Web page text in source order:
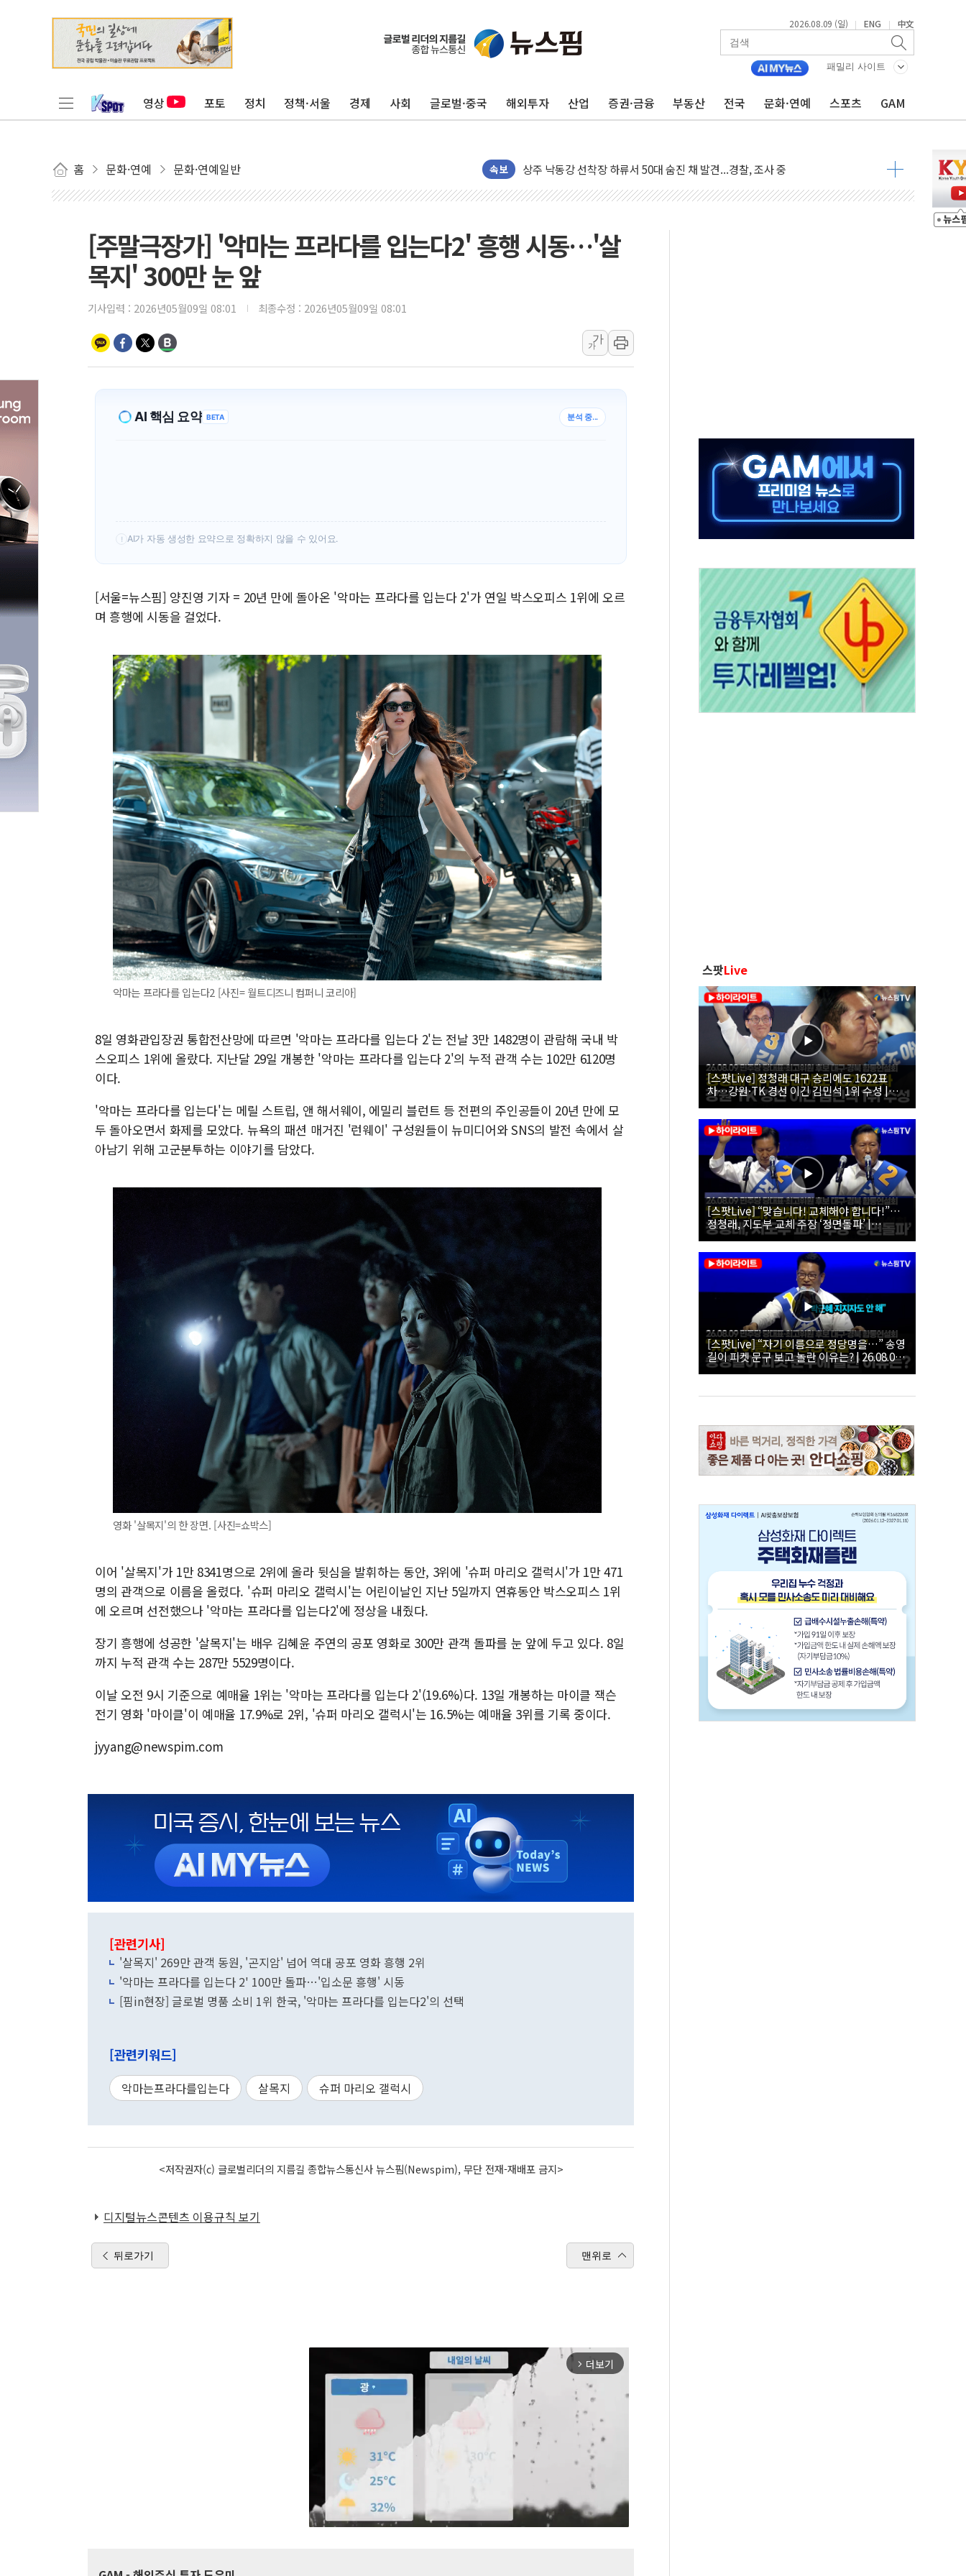
2026.08.09 (일) | ENG | 中文
패밀리 사이트
영상 포토 정치 정책·서울 경제 사회 글로벌·중국 해외투자 산업 증권·금융 부동산 전국 문화·연예 스포츠 GAM
홈 문화·연예 문화·연예일반 속보
평택 진위면 공장서 질식사고 발생…작업자 1명 숨져
상주 낙동강 선착장 하류서 50대 숨진 채 발견...경찰, 조사 중
[종합] 김민석, 정청래에 누적 '1.48%p' 차 선두 유지...金 46.01% vs 鄭 44.53%
인천서 말다툼 중 어머니 살해 10대 구속…범행 후 반려견도 죽여
김민석, 강원·대구·경북 경선서 정청래에 승리…金 48.54% vs 鄭 44.40%
[속보] 민주, 강원 경선 결과 발표...김민석 50.30% 정청래 41.94% 송영길 7.76%
정재헌 CEO, SKT 장기고객 400명 맞이…"마음 잇는 시간 되길"
하나금융, 명동 소상공인에 '행복상자' 전달
인천시 광복절 현수막 '태극기 거꾸로' 논란…이틀만에 철거
병무청, 보충역 전면 손질… 예술·체육요원 최대 33% 감축
홈플러스發 대형마트 판매, 역대 최대폭 감소한 9.4%↓…유통업계 양극화 심화
윤준병·이해민 의원, '정부 특사'로 콜롬비아 대통령 취임식 참석
'호우·산사태 주의보' 울진 시간당 30mm 강한 비...호우 피해 없어
[주말극장가] '악마는 프라다를 입는다2' 흥행 시동…'살
목지' 300만 눈 앞
기사입력 : 2026년05월09일 08:01 최종수정 : 2026년05월09일 08:01
가
가
AI 핵심 요약 BETA 분석 중...
! AI가 자동 생성한 요약으로 정확하지 않을 수 있어요.
[서울=뉴스핌] 양진영 기자 = 20년 만에 돌아온 '악마는 프라다를 입는다 2'가 연일 박스오피스 1위에 오르
며 흥행에 시동을 걸었다.
악마는 프라다를 입는다2 [사진= 월트디즈니 컴퍼니 코리아]
8일 영화관입장권 통합전산망에 따르면 '악마는 프라다를 입는다 2'는 전날 3만 1482명이 관람해 국내 박
스오피스 1위에 올랐다. 지난달 29일 개봉한 '악마는 프라다를 입는다 2'의 누적 관객 수는 102만 6120명
이다.
'악마는 프라다를 입는다'는 메릴 스트립, 앤 해서웨이, 에밀리 블런트 등 전편의 주인공들이 20년 만에 모
두 돌아오면서 화제를 모았다. 뉴욕의 패션 매거진 '런웨이' 구성원들이 뉴미디어와 SNS의 발전 속에서 살
아남기 위해 고군분투하는 이야기를 담았다.
영화 '살목지'의 한 장면. [사진=쇼박스]
이어 '살목지'가 1만 8341명으로 2위에 올라 뒷심을 발휘하는 동안, 3위에 '슈퍼 마리오 갤럭시'가 1만 471
명의 관객으로 이름을 올렸다. '슈퍼 마리오 갤럭시'는 어린이날인 지난 5일까지 연휴동안 박스오피스 1위
에 오르며 선전했으나 '악마는 프라다를 입는다2'에 정상을 내줬다.
장기 흥행에 성공한 '살목지'는 배우 김혜윤 주연의 공포 영화로 300만 관객 돌파를 눈 앞에 두고 있다. 8일
까지 누적 관객 수는 287만 5529명이다.
이날 오전 9시 기준으로 예매율 1위는 '악마는 프라다를 입는다 2'(19.6%)다. 13일 개봉하는 마이클 잭슨
전기 영화 '마이클'이 예매율 17.9%로 2위, '슈퍼 마리오 갤럭시'는 16.5%는 예매율 3위를 기록 중이다.
jyyang@newspim.com
[관련기사]
'살목지' 269만 관객 동원, '곤지암' 넘어 역대 공포 영화 흥행 2위
'악마는 프라다를 입는다 2' 100만 돌파…'입소문 흥행' 시동
[핌in현장] 글로벌 명품 소비 1위 한국, '악마는 프라다를 입는다2'의 선택
[관련키워드]
악마는프라다를입는다 살목지 슈퍼 마리오 갤럭시
<저작권자(c) 글로벌리더의 지름길 종합뉴스통신사 뉴스핌(Newspim), 무단 전재-재배포 금지>
디지털뉴스콘텐츠 이용규칙 보기
뒤로가기 맨위로
arrow_forward_ios 더보기
스팟Live
[스팟Live] 정청래 대구 승리에도 1622표
차…강원·TK 경선 이긴 김민석 1위 수성 |
26.08.09 더불어민주당 당대표·최고위원 후
보 대구·경북 합동연설회
[스팟Live] “맞습니다! 교체해야 합니다!”…
정청래, 지도부 교체 주장 ‘정면돌파’ |
26.08.09 더불어민주당 당대표·최고위원 후
보 대구·경북 합동연설회
[스팟Live] “자기 이름으로 정당명을…” 송영
길이 피켓 문구 보고 놀란 이유는? | 26.08.09
더불어민주당 당대표·최고위원 후보 대구·경